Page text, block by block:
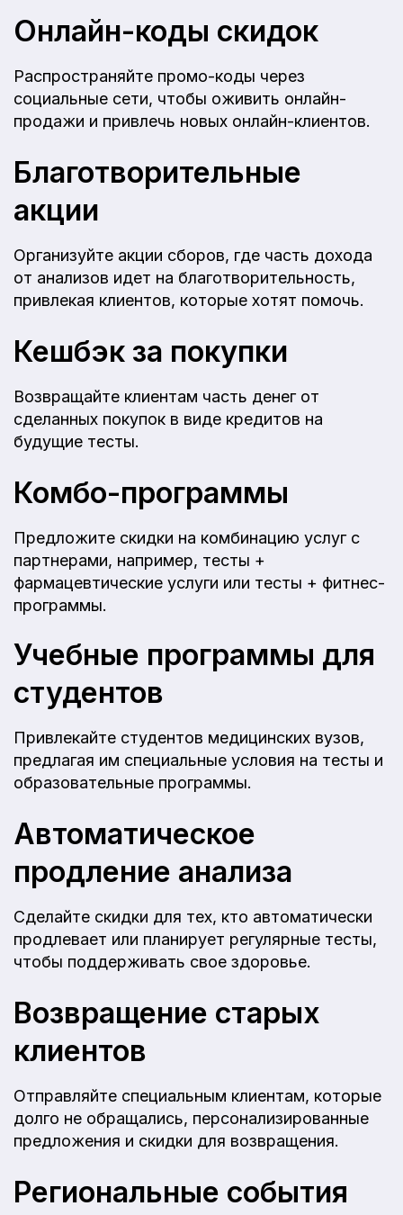
Онлайн-коды скидок
Распространяйте промо-коды через
социальные сети, чтобы оживить онлайн-
продажи и привлечь новых онлайн-клиентов.
Благотворительные
акции
Организуйте акции сборов, где часть дохода
от анализов идет на благотворительность,
привлекая клиентов, которые хотят помочь.
Кешбэк за покупки
Возвращайте клиентам часть денег от
сделанных покупок в виде кредитов на
будущие тесты.
Комбо-программы
Предложите скидки на комбинацию услуг с
партнерами, например, тесты +
фармацевтические услуги или тесты + фитнес-
программы.
Учебные программы для
студентов
Привлекайте студентов медицинских вузов,
предлагая им специальные условия на тесты и
образовательные программы.
Автоматическое
продление анализа
Сделайте скидки для тех, кто автоматически
продлевает или планирует регулярные тесты,
чтобы поддерживать свое здоровье.
Возвращение старых
клиентов
Отправляйте специальным клиентам, которые
долго не обращались, персонализированные
предложения и скидки для возвращения.
Региональные события